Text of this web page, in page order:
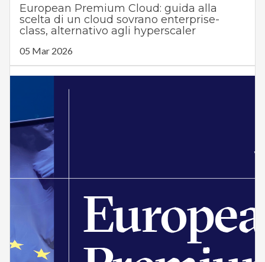
European Premium Cloud: guida alla
scelta di un cloud sovrano enterprise-
class, alternativo agli hyperscaler
05 Mar 2026